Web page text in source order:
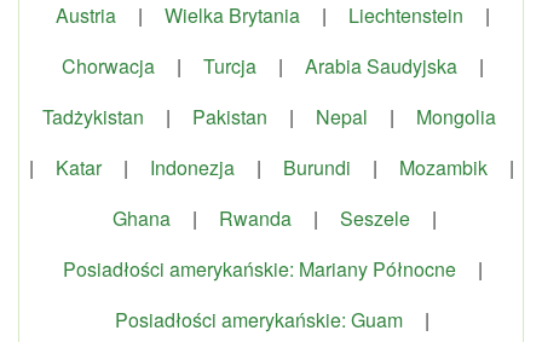
Austria | Wielka Brytania | Liechtenstein
|
Chorwacja
| Turcja | Arabia Saudyjska
|
Tadżykistan
| Pakistan | Nepal |
Mongolia
|
Katar | Indonezja | Burundi | Mozambik
|
Ghana
| Rwanda | Seszele
|
Posiadłości amerykańskie: Mariany Północne
|
Posiadłości amerykańskie: Guam
|